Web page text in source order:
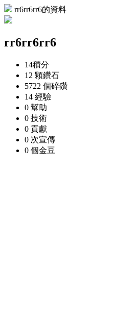
rr6rr6rr6的資料
rr6rr6rr6
14積分
12 顆鑽石
5722 個碎鑽
14 經驗
0 幫助
0 技術
0 貢獻
0 次宣傳
0 個金豆